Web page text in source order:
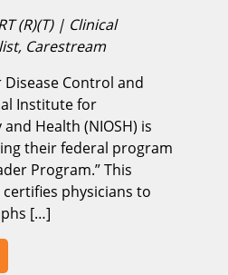
(R)(T) | Clinical
Carestream
Disease Control and
Institute for
Health (NIOSH) is
their federal program
Program.” This
physicians to
[…]